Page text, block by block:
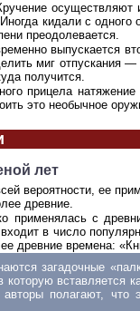
кидали с
преодолевается.
выпускается
миг отпускания
получится.
прицела
это необычное
лет
вероятности, ее
древние.
применялась с
в число
древние времена:
загадочные
вставляется
полагают,